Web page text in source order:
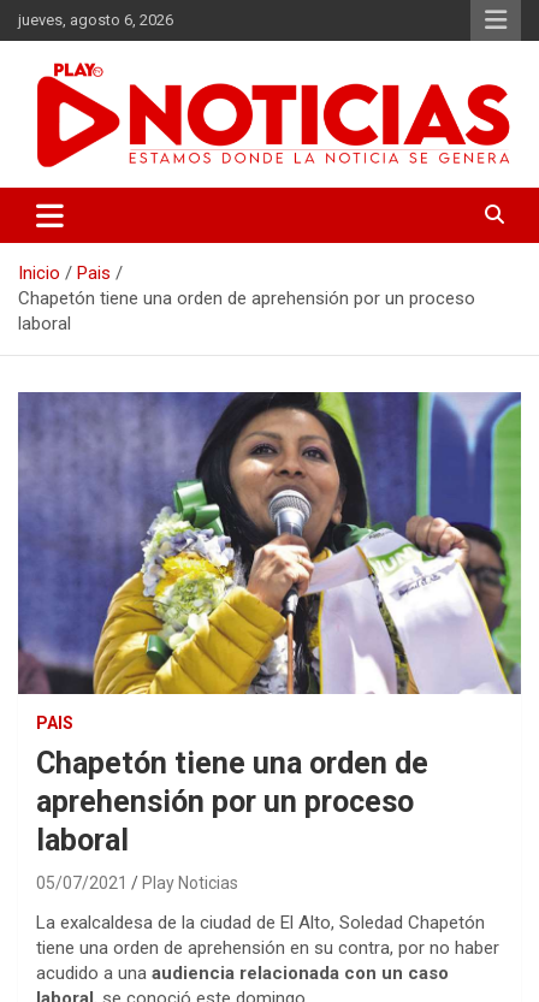
Saltar
al
contenido
jueves, agosto 6, 2026
Play Noticias
Inicio
Pais
Chapetón tiene una orden de aprehensión por un proceso
laboral
PAIS
Chapetón tiene una orden de
aprehensión por un proceso
laboral
05/07/2021 Play Noticias
La exalcaldesa de la ciudad de El Alto, Soledad Chapetón
tiene una orden de aprehensión en su contra, por no haber
acudido a una audiencia relacionada con un caso